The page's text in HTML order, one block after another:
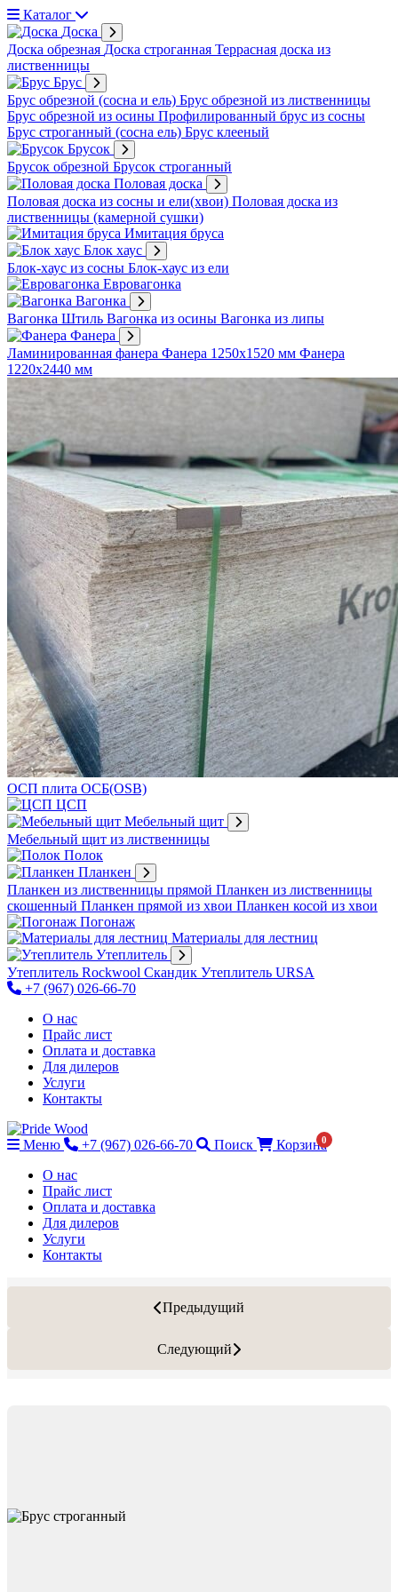
Каталог
Доска
Доска обрезная Доска строганная Террасная доска из
лиственницы
Брус
Брус обрезной (сосна и ель) Брус обрезной из лиственницы
Брус обрезной из осины Профилированный брус из сосны
Брус строганный (сосна ель) Брус клееный
Брусок
Брусок обрезной Брусок строганный
Половая доска
Половая доска из сосны и ели(хвои) Половая доска из
лиственницы (камерной сушки)
Имитация бруса
Блок хаус
Блок-хаус из сосны Блок-хаус из ели
Евровагонка
Вагонка
Вагонка Штиль Вагонка из осины Вагонка из липы
Фанера
Ламинированная фанера Фанера 1250х1520 мм Фанера
1220х2440 мм
ОСП плита ОСБ(OSB)
ЦСП
Мебельный щит
Мебельный щит из лиственницы
Полок
Планкен
Планкен из лиственницы прямой Планкен из лиственницы
скошенный Планкен прямой из хвои Планкен косой из хвои
Погонаж
Материалы для лестниц
Утеплитель
Утеплитель Rockwool Скандик Утеплитель URSA
+7 (967) 026-66-70
О нас
Прайс лист
Оплата и доставка
Для дилеров
Услуги
Контакты
Меню +7 (967) 026-66-70 Поиск Корзина
0
О нас
Прайс лист
Оплата и доставка
Для дилеров
Услуги
Контакты
Предыдущий
Следующий